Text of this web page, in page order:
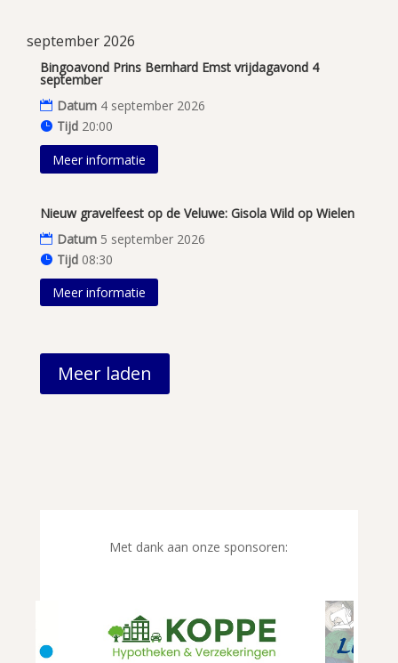
september 2026
Bingoavond Prins Bernhard Emst vrijdagavond 4
september
Datum 4 september 2026
Tijd 20:00
Meer informatie
Nieuw gravelfeest op de Veluwe: Gisola Wild op Wielen
Datum 5 september 2026
Tijd 08:30
Meer informatie
Meer laden
Met dank aan onze sponsoren: